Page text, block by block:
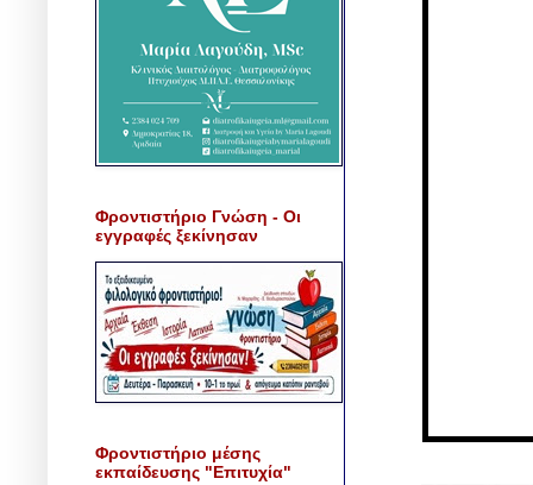
Φροντιστήριο Γνώση - Οι
εγγραφές ξεκίνησαν
Φροντιστήριο μέσης
εκπαίδευσης "Επιτυχία"